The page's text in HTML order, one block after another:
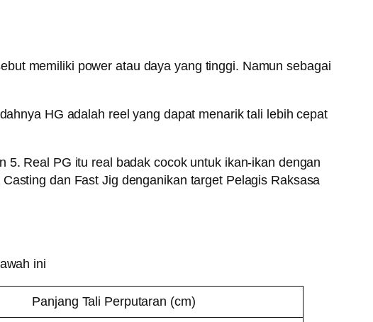
memiliki power atau daya yang tinggi. Namun sebagai
HG adalah reel yang dapat menarik tali lebih cepat
Real PG itu real badak cocok untuk ikan-ikan dengan
dan Fast Jig denganikan target Pelagis Raksasa
ini
Panjang Tali Perputaran (cm)